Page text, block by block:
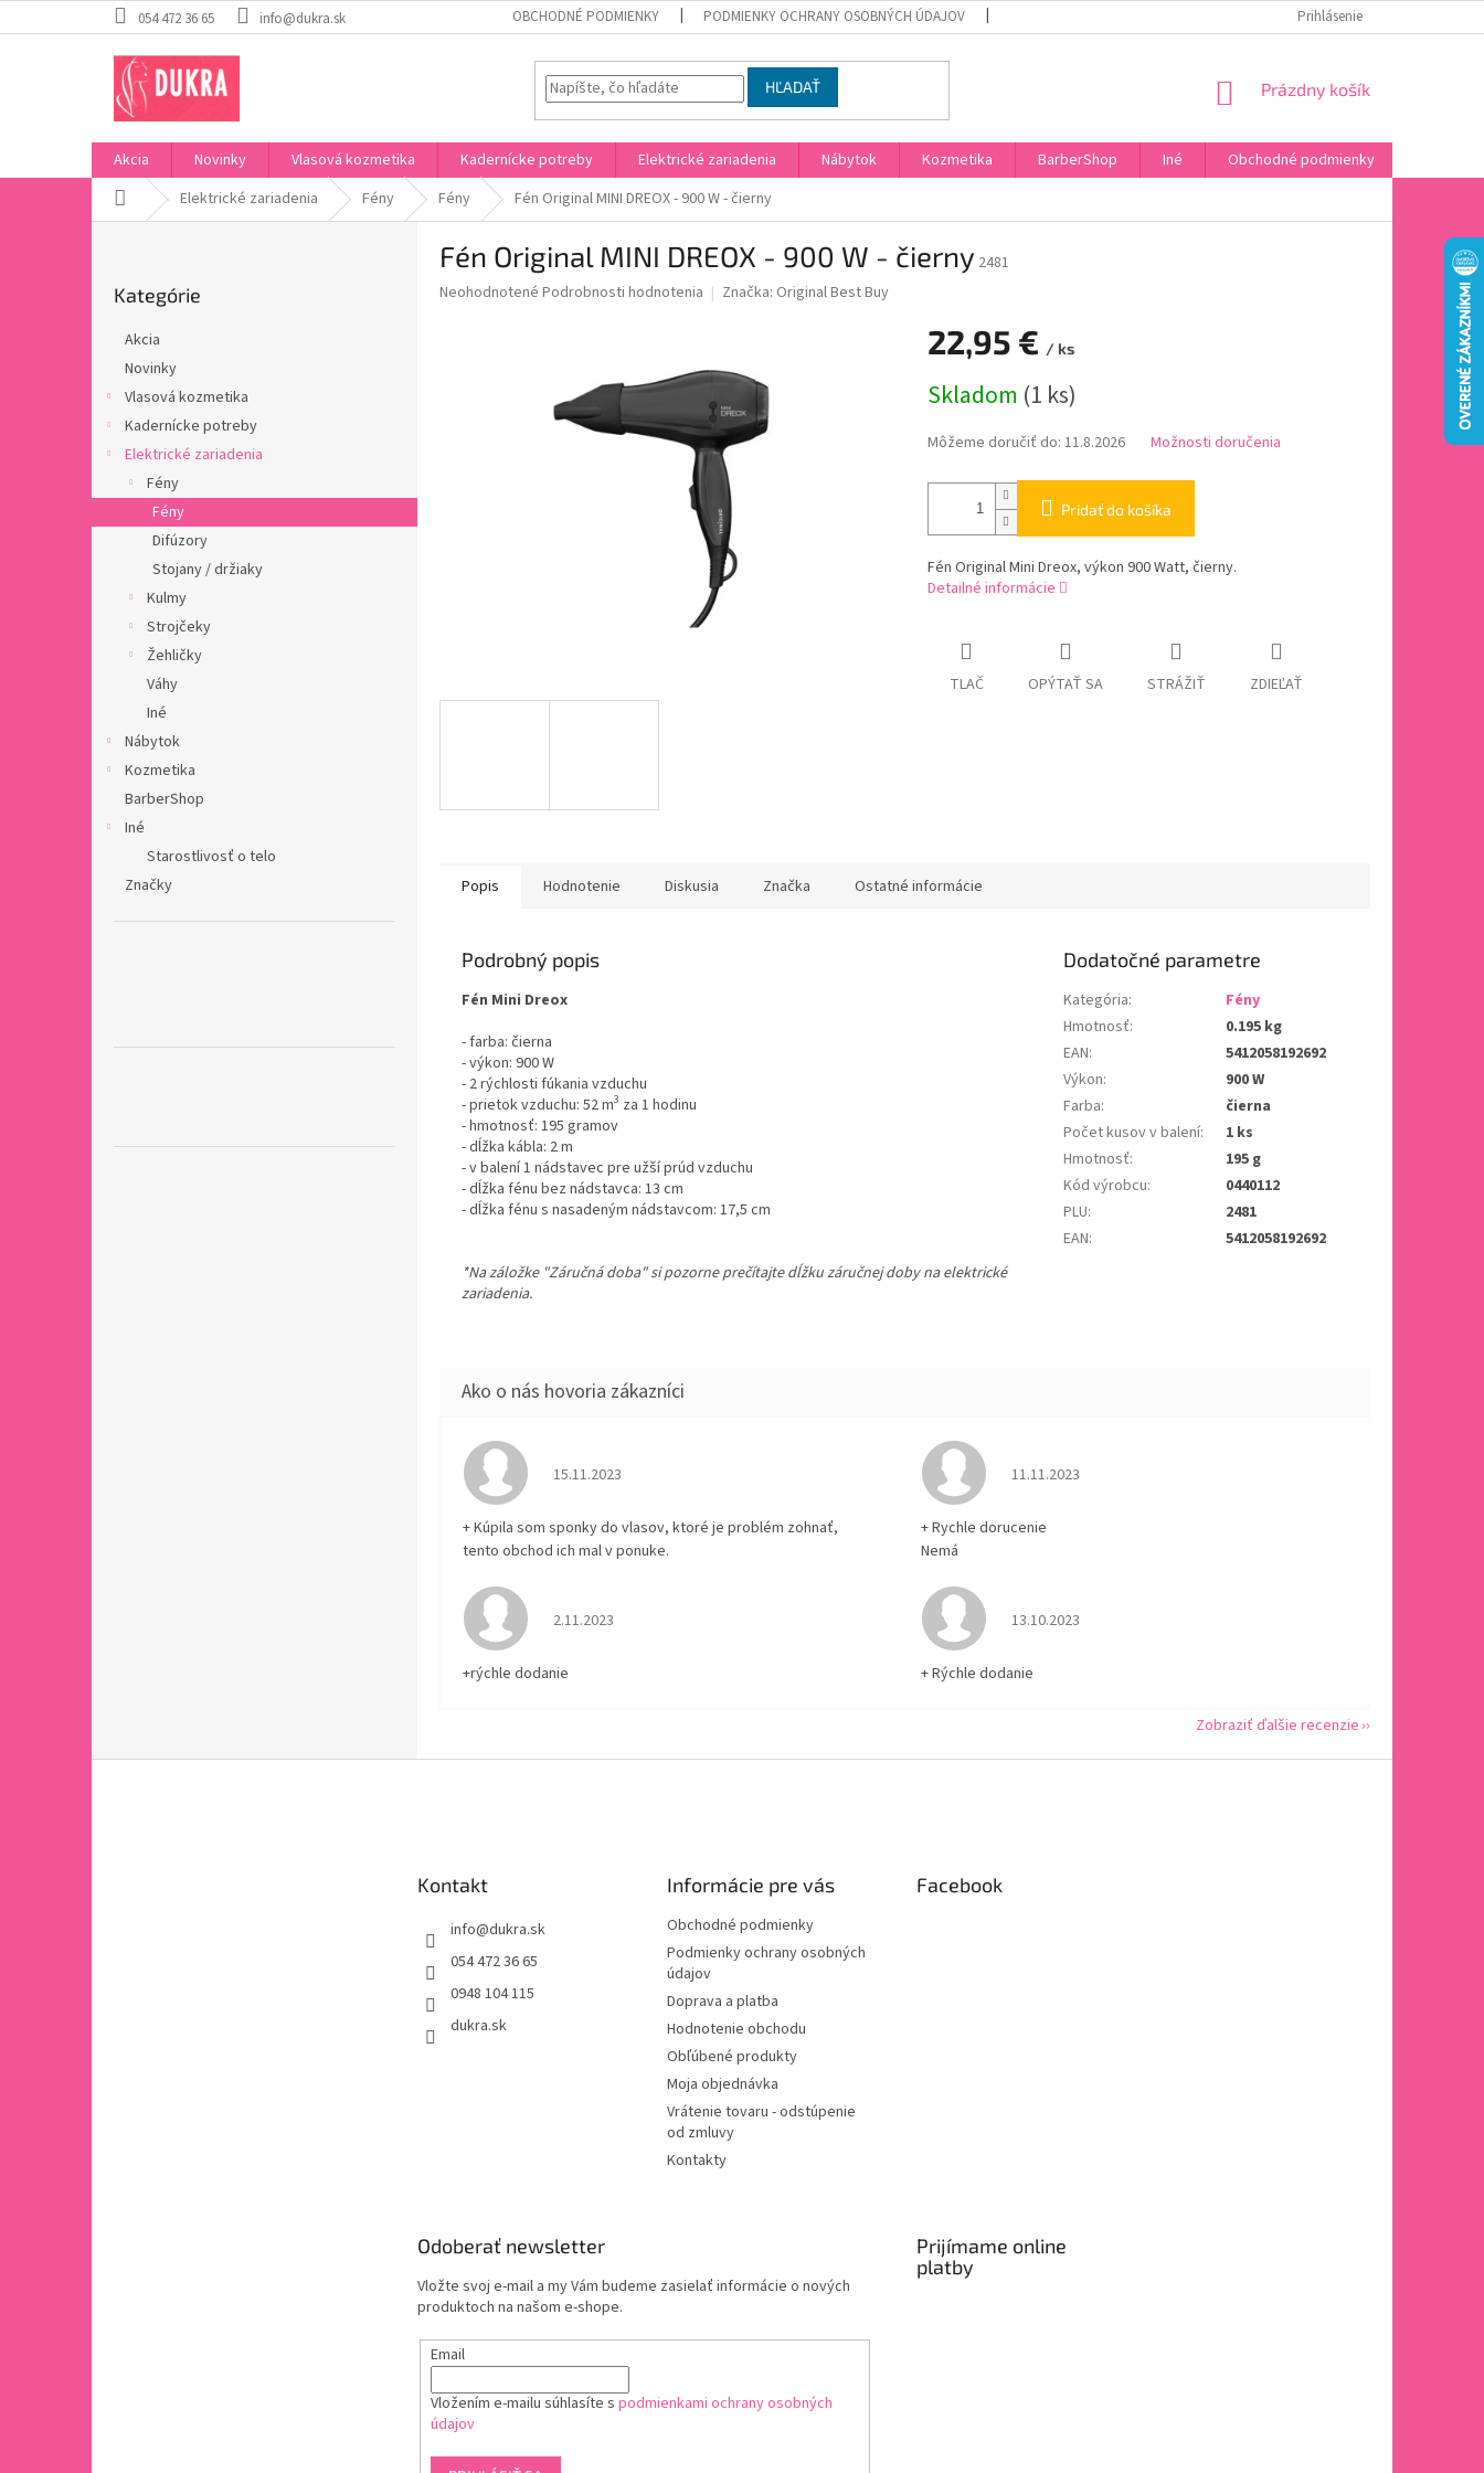
na
054 472 36 65 info@dukra.sk OBCHODNÉ PODMIENKY PODMIENKY OCHRANY OSOBNÝCH ÚDAJOV HODNOTENIE OBCHODUPrihlásenie
HĽADAŤ
NÁKUPNÝ
Prázdny košík
Akcia Novinky Vlasová kozmetika Kadernícke potreby Elektrické zariadenia Nábytok Kozmetika BarberShop Iné Obchodné podmienky
DomovElektrické zariadenia Fény Fény Fén Original MINI DREOX - 900 W - čierny
kategórie
Kategórie
Akcia
Novinky
Vlasová kozmetika
Kadernícke potreby
Elektrické zariadenia
Fény
Fény
Difúzory
Stojany / držiaky
Kulmy
Strojčeky
Žehličky
Váhy
Iné
Nábytok
Kozmetika
BarberShop
Iné
Starostlivosť o telo
Značky
Fén Original MINI DREOX - 900 W - čierny 2481
Priemerné
Neohodnotené Podrobnosti hodnotenia Značka: Original Best Buy
22,95 € / ks
cena:
Skladom (1 ks)
Môžeme doručiť do: 11.8.2026 Možnosti doručenia
Pridať do košíka
Fén Original Mini Dreox, výkon 900 Watt, čierny.
Detailné informácie
TLAČ OPÝTAŤ SA STRÁŽIŤ ZDIEĽAŤ
Popis Hodnotenie Diskusia Značka Ostatné informácie
Podrobný popis
Fén Mini Dreox
- farba: čierna
- výkon: 900 W
- 2 rýchlosti fúkania vzduchu
- prietok vzduchu: 52 m3 za 1 hodinu
- hmotnosť: 195 gramov
- dĺžka kábla: 2 m
- v balení 1 nádstavec pre užší prúd vzduchu
- dĺžka fénu bez nádstavca: 13 cm
- dĺžka fénu s nasadeným nádstavcom: 17,5 cm
*Na záložke "Záručná doba" si pozorne prečítajte dĺžku záručnej doby na elektrické
zariadenia.
Dodatočné parametre
Kategória:
Fény
Hmotnosť:
0.195 kg
EAN:
5412058192692
Výkon:
900 W
Farba:
čierna
Počet kusov v balení:
1 ks
Hmotnosť:
195 g
Kód výrobcu:
0440112
PLU:
2481
EAN: 5412058192692
Hodnotenie obchodu je 5 z 5 hviezdičiek.
15.11.2023
+ Kúpila som sponky do vlasov, ktoré je problém zohnať,
tento obchod ich mal v ponuke.
Hodnotenie obchodu je 5 z 5 hviezdičiek.
11.11.2023
+ Rychle dorucenie
Nemá
Hodnotenie obchodu je 5 z 5 hviezdičiek.
2.11.2023
+rýchle dodanie
Hodnotenie obchodu je 5 z 5 hviezdičiek.
13.10.2023
+ Rýchle dodanie
Zobraziť ďalšie recenzie
Kontakt
info@dukra.sk
054 472 36 65
0948 104 115
dukra.sk
Informácie pre vás
Obchodné podmienky
Podmienky ochrany osobných
údajov
Doprava a platba
Hodnotenie obchodu
Obľúbené produkty
Moja objednávka
Vrátenie tovaru - odstúpenie
od zmluvy
Kontakty
Facebook
Odoberať newsletter
Vložte svoj e-mail a my Vám budeme zasielať informácie o nových
produktoch na našom e-shope.
Email
Vložením e-mailu súhlasíte s podmienkami ochrany osobných
údajov
Prijímame online
platby